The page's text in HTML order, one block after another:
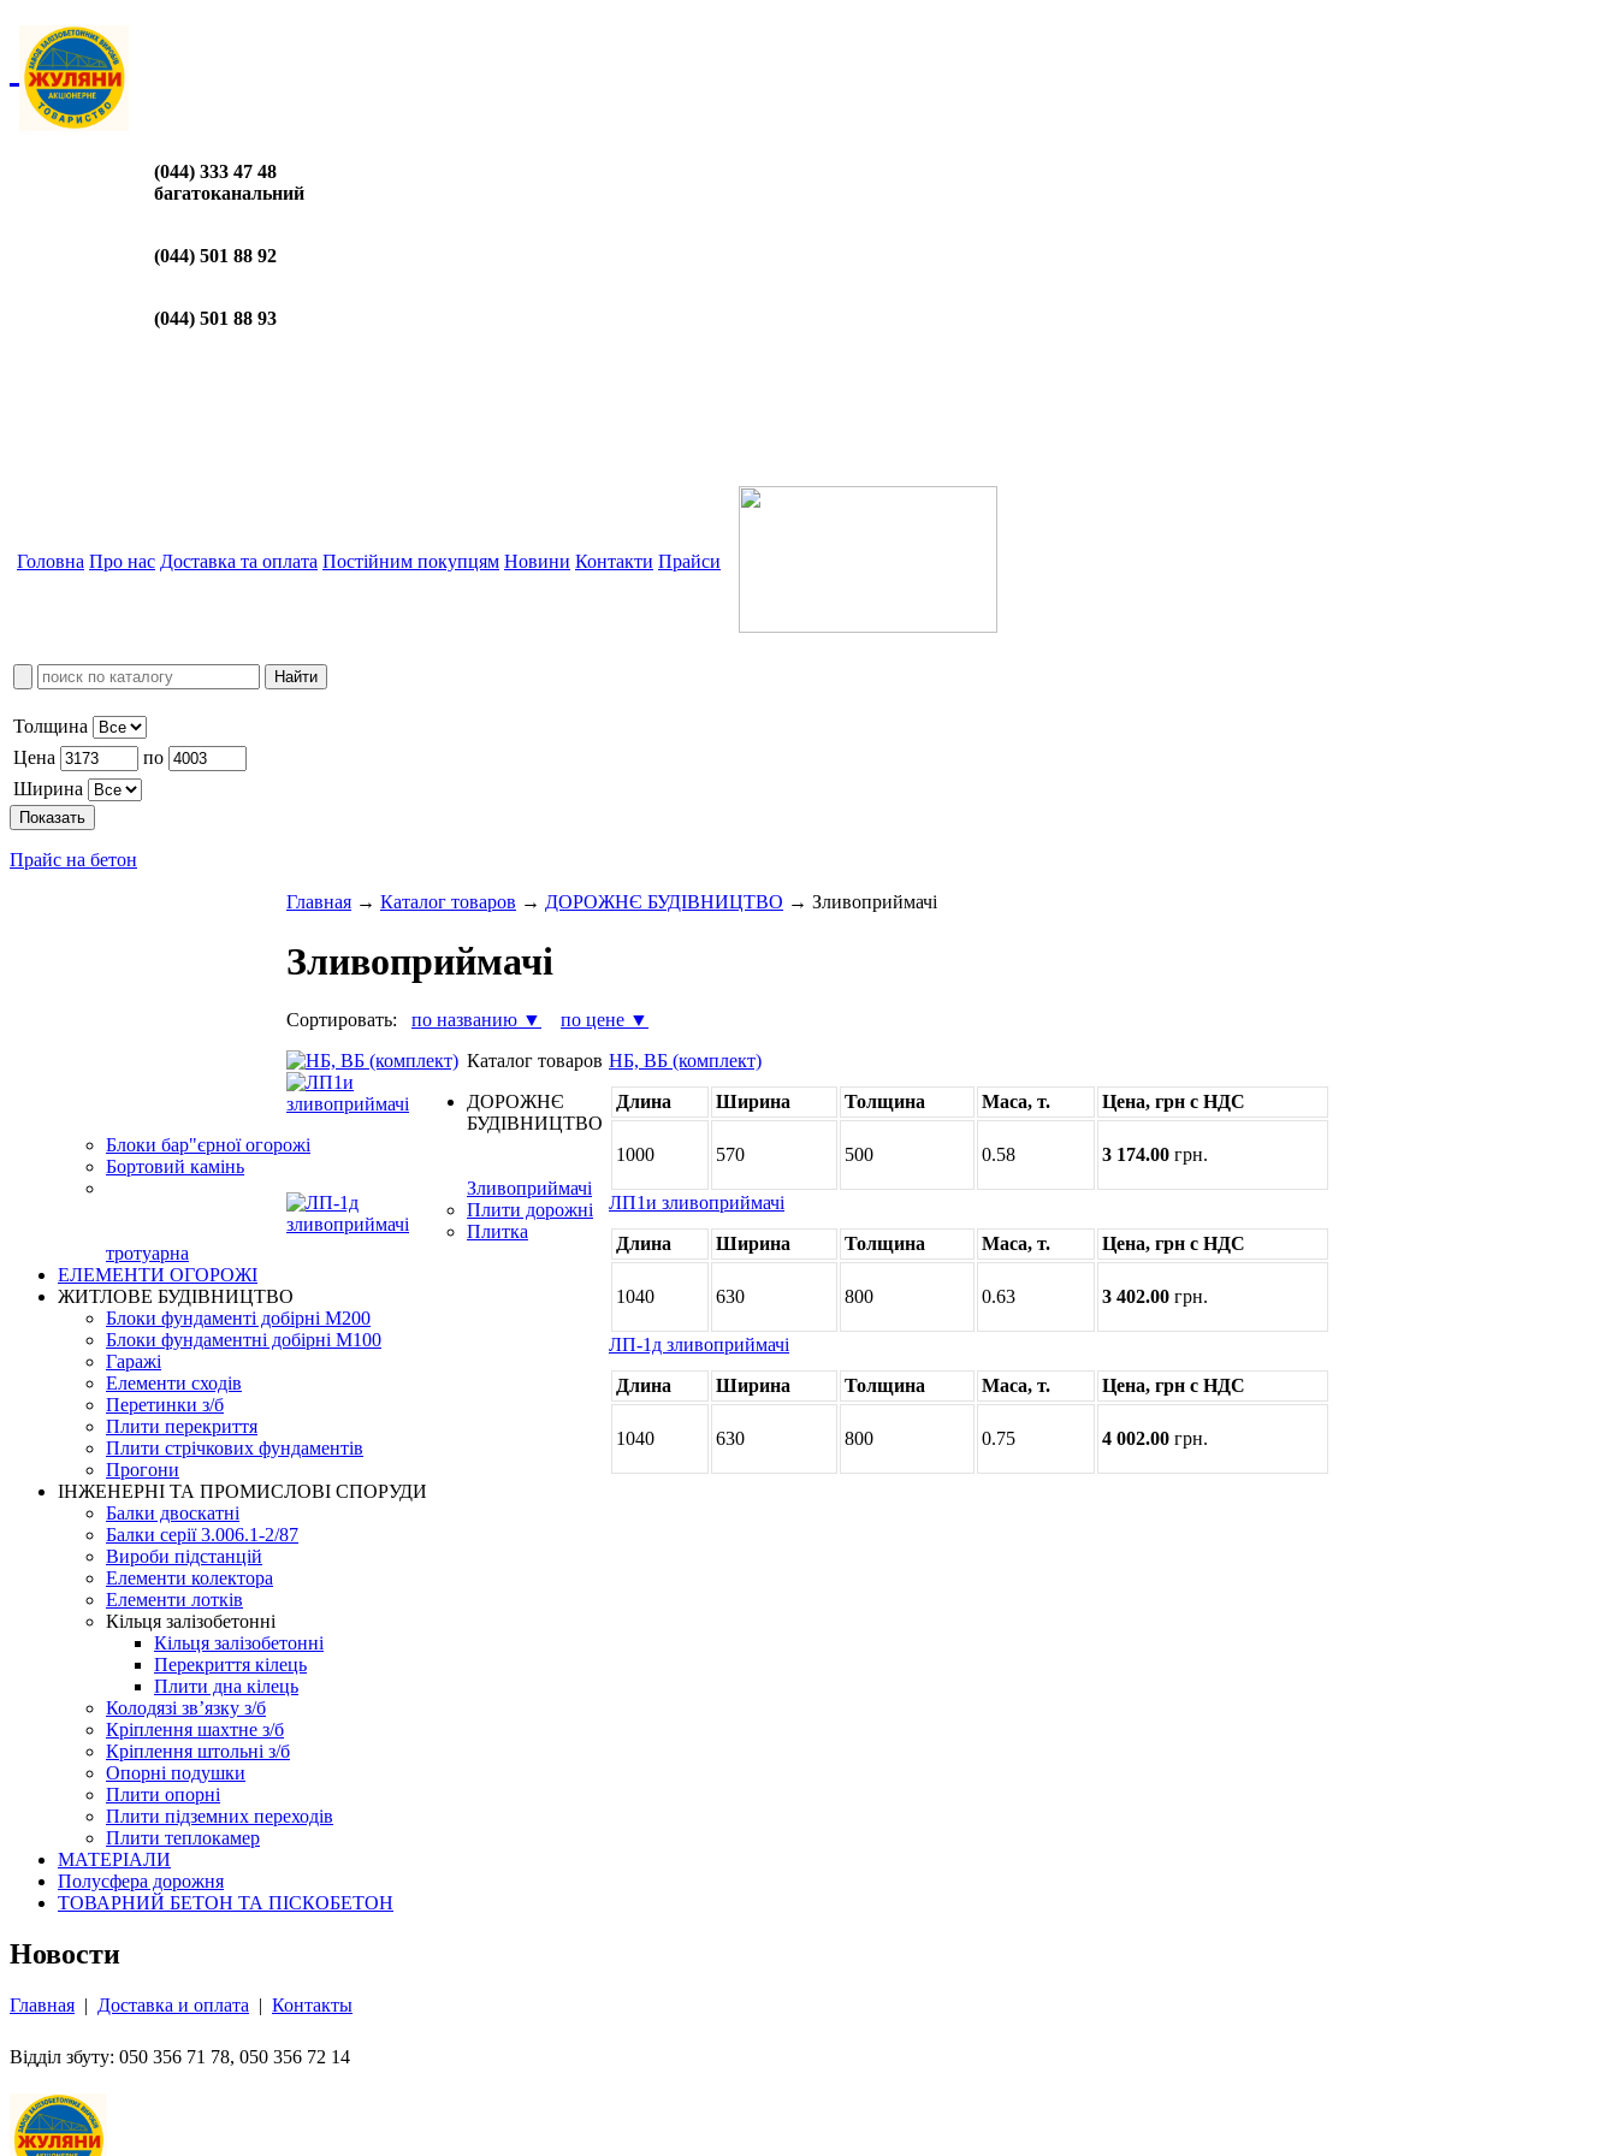
(044) 333 47 48
багатоканальний
(044) 501 88 92
(044) 501 88 93
Головна Про нас Доставка та оплата Постійним покупцям Новини Контакти Прайси
Толщина
Цена
по
Ширина
Прайс на бетон
Главная → Каталог товаров → ДОРОЖНЄ БУДIВНИЦТВО → Зливоприймачі
Зливоприймачі
Сортировать: по названию ▼
по цене ▼
НБ, ВБ (комплект)
Длина
Ширина Толщина Маса, т. Цена, грн с НДС
1000 570 500 0.58 3 174.00 грн.
ЛП1и зливоприймачі
Длина
Ширина Толщина Маса, т. Цена, грн с НДС
1040 630 800 0.63 3 402.00 грн.
ЛП-1д зливоприймачі
Длина
Ширина Толщина Маса, т. Цена, грн с НДС
1040 630 800 0.75 4 002.00 грн.
Каталог товаров
ДОРОЖНЄ
БУДIВНИЦТВО
Блоки бар"єрної огорожі
Бортовий камінь
Зливоприймачі
Плити дорожні
Плитка
тротуарна
ЕЛЕМЕНТИ ОГОРОЖІ
ЖИТЛОВЕ БУДIВНИЦТВО
Блоки фундаменті добірні М200
Блоки фундаментні добірні М100
Гаражі
Елементи сходів
Перетинки з/б
Плити перекриття
Плити стрічкових фундаментів
Прогони
ІНЖЕНЕРНІ ТА ПРОМИСЛОВІ СПОРУДИ
Балки двоскатні
Балки серії 3.006.1-2/87
Вироби підстанцій
Елементи колектора
Елементи лотків
Кільця залізобетонні
Кільця залізобетонні
Перекриття кілець
Плити дна кілець
Колодязі зв’язку з/б
Кріплення шахтне з/б
Кріплення штольні з/б
Опорні подушки
Плити опорні
Плити підземних переходів
Плити теплокамер
МАТЕРІАЛИ
Полусфера дорожня
ТОВАРНИЙ БЕТОН ТА ПІСКОБЕТОН
Новости
Главная | Доставка и оплата | Контакты
Відділ збуту: 050 356 71 78, 050 356 72 14